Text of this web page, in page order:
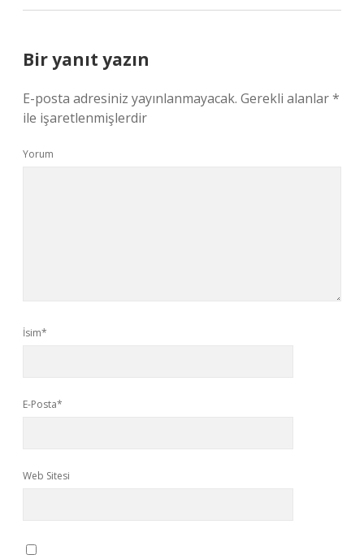
Bir yanıt yazın
E-posta adresiniz yayınlanmayacak. Gerekli alanlar*
ile işaretlenmişlerdir
Yorum
İsim*
E-Posta*
Web Sitesi